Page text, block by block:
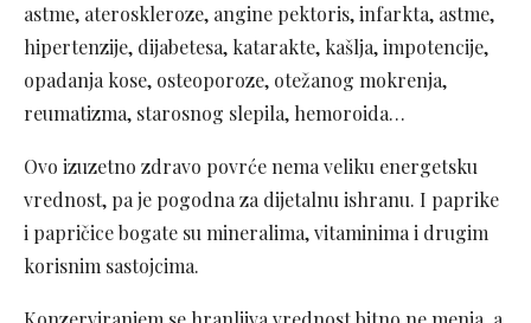
astme, ateroskleroze, angine pektoris, infarkta, astme,
hipertenzije, dijabetesa, katarakte, kašlja, impotencije,
opadanja kose, osteoporoze, otežanog mokrenja,
reumatizma, starosnog slepila, hemoroida…
Ovo izuzetno zdravo povrće nema veliku energetsku
vrednost, pa je pogodna za dijetalnu ishranu. I paprike
i papričice bogate su mineralima, vitaminima i drugim
korisnim sastojcima.